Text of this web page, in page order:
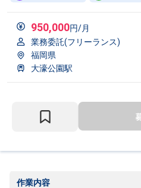
950,000円/月
業務委託(フリーランス)
福岡県
大濠公園駅
作業内容